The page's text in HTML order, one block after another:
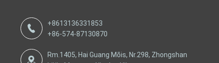
+8613136331853
+86-574-87130870
Rm.1405, Hai Guang Mõis, Nr.298, Zhongshan